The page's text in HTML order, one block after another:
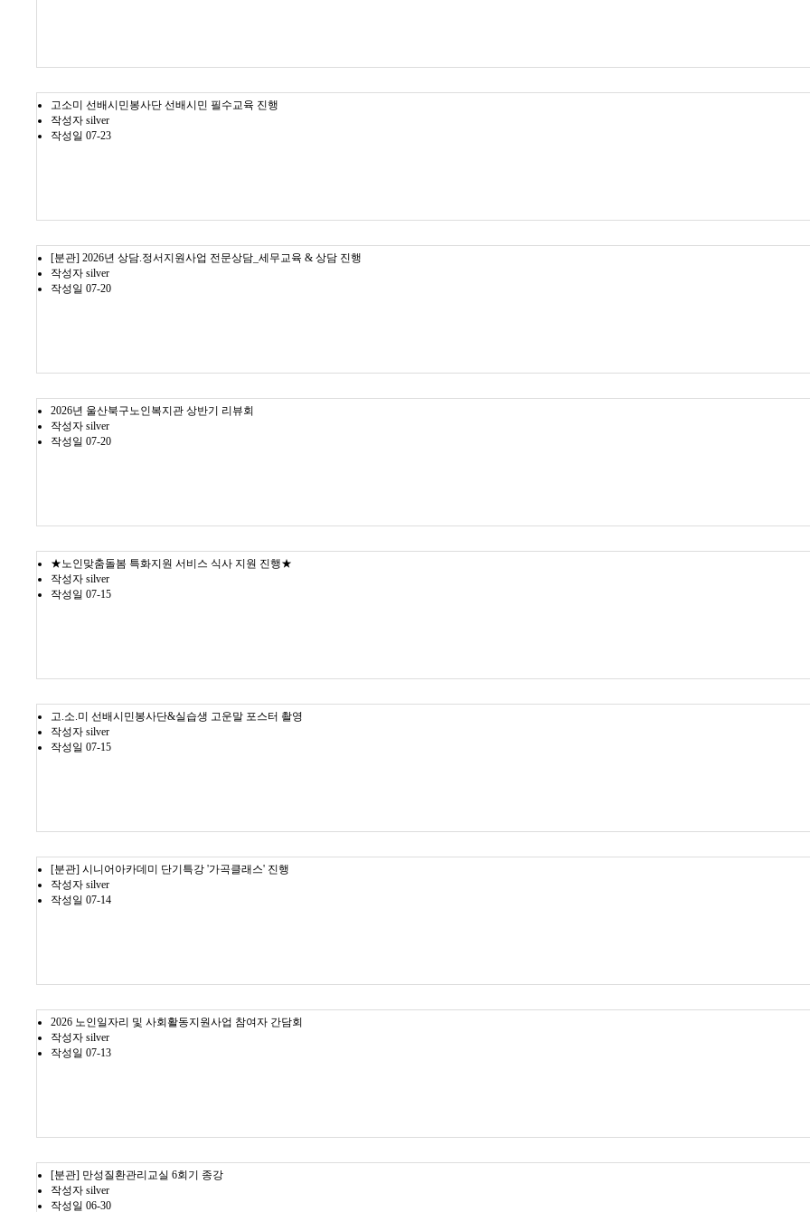
고소미 선배시민봉사단 선배시민 필수교육 진행
작성자 silver
작성일 07-23
[분관] 2026년 상담.정서지원사업 전문상담_세무교육 & 상담 진행
작성자 silver
작성일 07-20
2026년 울산북구노인복지관 상반기 리뷰회
작성자 silver
작성일 07-20
★노인맞춤돌봄 특화지원 서비스 식사 지원 진행★
작성자 silver
작성일 07-15
고.소.미 선배시민봉사단&실습생 고운말 포스터 촬영
작성자 silver
작성일 07-15
[분관] 시니어아카데미 단기특강 '가곡클래스' 진행
작성자 silver
작성일 07-14
2026 노인일자리 및 사회활동지원사업 참여자 간담회
작성자 silver
작성일 07-13
[분관] 만성질환관리교실 6회기 종강
작성자 silver
작성일 06-30